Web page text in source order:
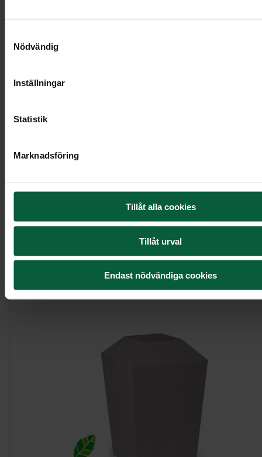
Nödvändig
Inställningar
Statistik
Marknadsföring
Tillåt alla cookies
Tillåt urval
Endast nödvändiga cookies
Kistdekoration - Värmande blomsterprakt
5 295 kr